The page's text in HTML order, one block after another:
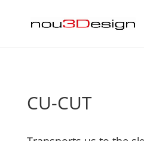
CU-CUT